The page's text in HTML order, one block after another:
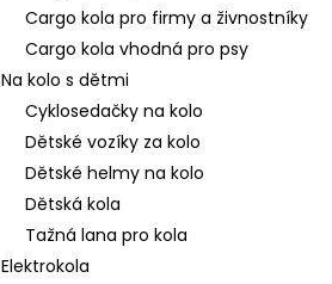
Cargo kola pro firmy a živnostníky
Cargo kola vhodná pro psy
Na kolo s dětmi
Cyklosedačky na kolo
Dětské vozíky za kolo
Dětské helmy na kolo
Dětská kola
Tažná lana pro kola
Elektrokola